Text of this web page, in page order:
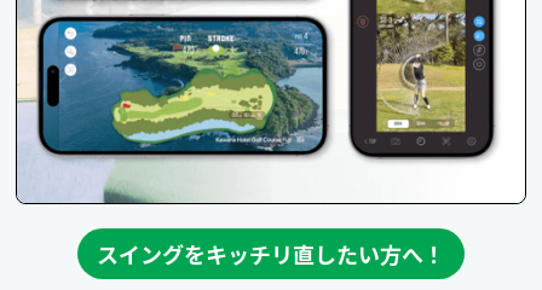
スイングをキッチリ直したい方へ！